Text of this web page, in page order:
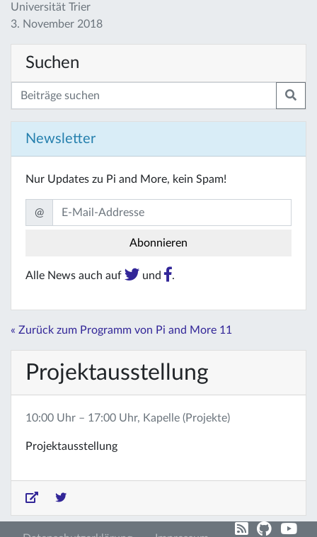
Universität Trier
3. November 2018
Suchen
Newsletter
Nur Updates zu Pi and More, kein Spam!
@
Alle News auch auf und .
« Zurück zum Programm von Pi and More 11
Projektausstellung
10:00 Uhr – 17:00 Uhr, Kapelle (Projekte)
Projektausstellung